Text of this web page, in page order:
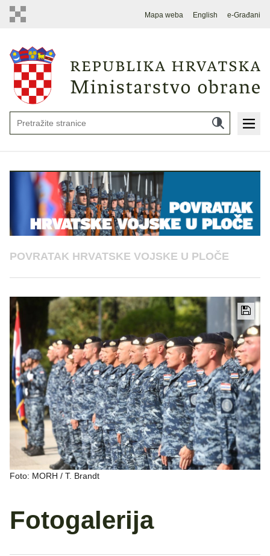
Mapa weba English e-Građani
POVRATAK HRVATSKE VOJSKE U PLOČE
Foto: MORH / T. Brandt
Fotogalerija